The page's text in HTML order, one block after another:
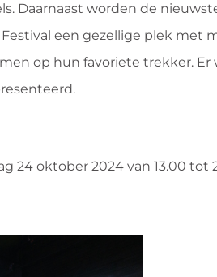
Daarnaast worden de
een gezellige plek met
op hun favoriete trekker. Er
24 oktober 2024 van 13.00 tot